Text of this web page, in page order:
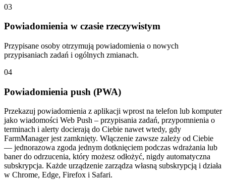
03
Powiadomienia w czasie rzeczywistym
Przypisane osoby otrzymują powiadomienia o nowych
przypisaniach zadań i ogólnych zmianach.
04
Powiadomienia push (PWA)
Przekazuj powiadomienia z aplikacji wprost na telefon lub komputer
jako wiadomości Web Push – przypisania zadań, przypomnienia o
terminach i alerty docierają do Ciebie nawet wtedy, gdy
FarmManager jest zamknięty. Włączenie zawsze zależy od Ciebie
— jednorazowa zgoda jednym dotknięciem podczas wdrażania lub
baner do odrzucenia, który możesz odłożyć, nigdy automatyczna
subskrypcja. Każde urządzenie zarządza własną subskrypcją i działa
w Chrome, Edge, Firefox i Safari.